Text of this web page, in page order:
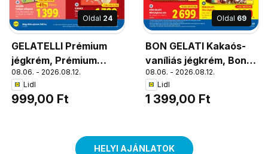
Oldal 24
GELATELLI Prémium
jégkrém, Prémium
jégkrém Többféle
08.06. - 2026.08.12.
Lidl
999,00 Ft
Oldal 69
BON GELATI Kakaós-
vaníliás jégkrém, Bon
Gelati Kakaós-vaníliás
jégkrém
08.06. - 2026.08.12.
Lidl
1 399,00 Ft
HELYI AJÁNLATOK